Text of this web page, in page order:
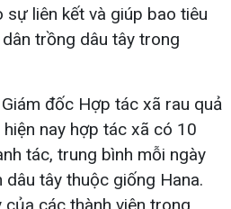
sự liên kết và giúp bao tiêu
trồng dâu tây trong
đốc Hợp tác xã rau quả
nay hợp tác xã có 10
tác, trung bình mỗi ngày
tây thuộc giống Hana.
các thành viên trong